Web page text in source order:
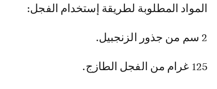
المواد المطلوبة لطريقة إستخدام الفجل:
2 سم من جذور الزنجبيل.
125 غرام من الفجل الطازج.